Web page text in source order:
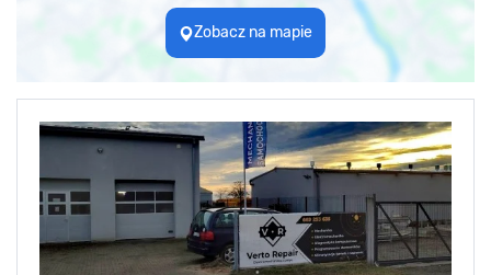
Zobacz na mapie